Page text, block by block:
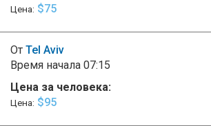
Цена: $75
От Tel Aviv
Время начала 07:15
Цена за человека:
Цена: $95